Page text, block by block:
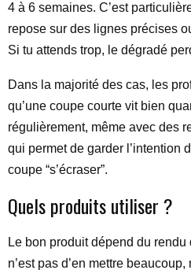
4 à 6 semaines. C’est
repose sur des lignes précises
Si tu attends trop, le dégradé
Dans la majorité des cas, les
qu’une coupe courte vit bien
régulièrement, même avec des
qui permet de garder l’intention
coupe “s’écraser”.
Quels produits utiliser ?
Le bon produit dépend du rendu
n’est pas d’en mettre